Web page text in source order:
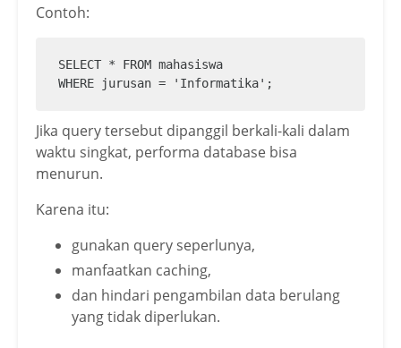
Contoh:
SELECT * FROM mahasiswa
WHERE jurusan = 'Informatika';
Jika query tersebut dipanggil berkali-kali dalam
waktu singkat, performa database bisa
menurun.
Karena itu:
gunakan query seperlunya,
manfaatkan caching,
dan hindari pengambilan data berulang
yang tidak diperlukan.